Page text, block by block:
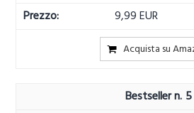
9,99 EUR
Acquista su
5